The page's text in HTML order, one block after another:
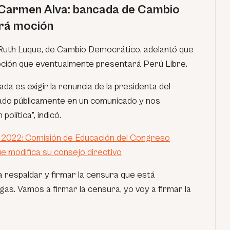
Alva: bancada de Cambio
moción
Luque, de Cambio Democrático, adelantó que
que eventualmente presentará Perú Libre.
es exigir la renuncia de la presidenta del
públicamente en un comunicado y nos
indicó.
2022: Comisión de Educación del Congreso
modifica su consejo directivo
respaldar y firmar la censura que está
Vamos a firmar la censura, yo voy a firmar la